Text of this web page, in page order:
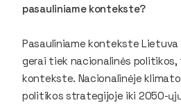
pasauliniame kontekste?
Pasauliniame kontekste
gerai tiek nacionalinės politikos,
kontekste. Nacionalinėje
politikos strategijoje iki 2050-